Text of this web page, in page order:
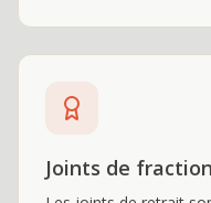
Joints de